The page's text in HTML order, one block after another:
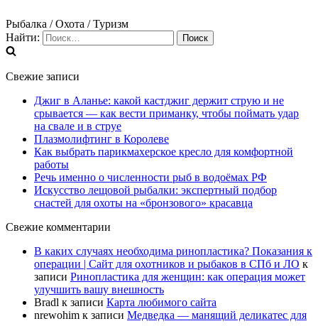
Рыбалка / Охота / Туризм
Найти:
Свежие записи
Джиг в Аланье: какой кастджиг держит струю и не
срывается — как вести приманку, чтобы поймать удар
на свале и в струе
Плазмолифтинг в Королеве
Как выбрать парикмахерское кресло для комфортной
работы
Речь именно о численности рыб в водоёмах РФ
Искусство лещовой рыбалки: экспертный подбор
снастей для охоты на «бронзового» красавца
Свежие комментарии
В каких случаях необходима ринопластика? Показания к
операции | Сайт для охотников и рыбаков в СПб и ЛО к
записи Ринопластика для женщин: как операция может
улучшить вашу внешность
Bradl к записи Карта любимого сайта
nrewohim к записи Медведка — манящий деликатес для